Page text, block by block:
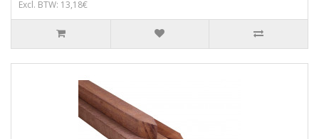
Excl. BTW: 13,18€